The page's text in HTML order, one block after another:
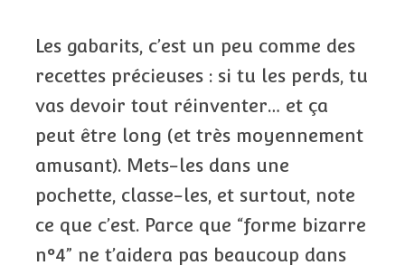
Les gabarits, c’est un peu comme des
recettes précieuses : si tu les perds, tu
vas devoir tout réinventer… et ça
peut être long (et très moyennement
amusant). Mets-les dans une
pochette, classe-les, et surtout, note
ce que c’est. Parce que “forme bizarre
n°4” ne t’aidera pas beaucoup dans